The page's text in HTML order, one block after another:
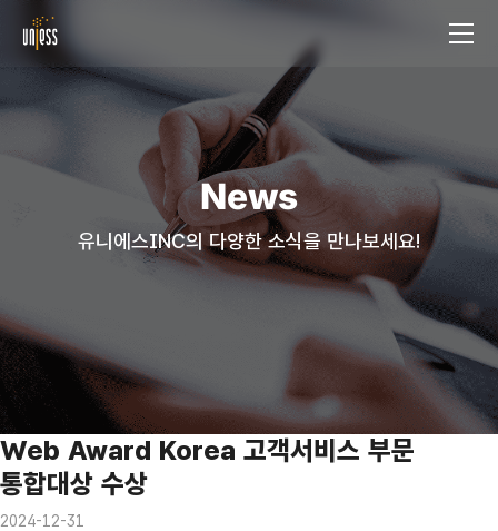
News
유니에스INC의 다양한 소식을 만나보세요!
Web Award Korea 고객서비스 부문
통합대상 수상
2024-12-31